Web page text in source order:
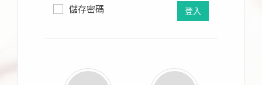
儲存密碼 登入